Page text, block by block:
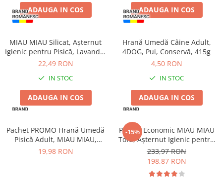
Recompense Pisici
Cremoase
Semi-umede
Proteice
Așternut Igienic Pisici
Igienă Pisici
Antiparazitare Pisici
Vitamine Pisici
Perii & Piepteni Pisici
ADAUGA IN COS ADAUGA IN COS
MIAU MIAU Silicat, Așternut
Igienic pentru Pisică, Lavandă,
3.8L
22,49 RON
IN STOC
ADAUGA IN COS
Hrană Umedă Câine Adult,
4DOG, Pui, Conservă, 415g
4,50 RON
IN STOC
ADAUGA IN COS
Pachet PROMO Hrană Umedă
Pisică Adult, MIAU MIAU,
Somon în sos, 12x100g
19,98 RON
-15%
Pachet Economic MIAU MIAU
Tofu, Așternut Igienic pentru
Pisică, Maxi, Vanilie, 3x15L
233,97 RON
198,87 RON